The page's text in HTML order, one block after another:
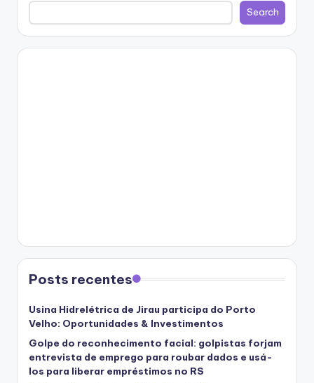
Search
Posts recentes
Usina Hidrelétrica de Jirau participa do Porto
Velho: Oportunidades & Investimentos
Golpe do reconhecimento facial: golpistas forjam
entrevista de emprego para roubar dados e usá-
los para liberar empréstimos no RS